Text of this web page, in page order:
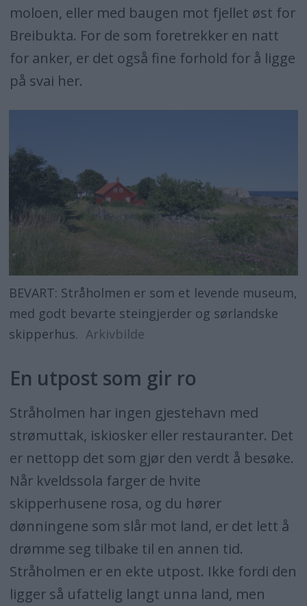
moloen, eller med baugen mot fjellet øst for
Breibukta. For de som foretrekker en natt
for anker, er det også fine forhold for å ligge
på svai her.
BEVART: Stråholmen er som et levende museum,
med godt bevarte steingjerder og sørlandske
skipperhus. Arkivbilde
En utpost som gir ro
Stråholmen har ingen gjestehavn med
strømuttak, iskiosker eller restauranter. Det
er nettopp det som gjør den verdt å besøke.
Når kveldssola farger de hvite
skipperhusene rosa, og du hører
dønningene som slår mot land, er det lett å
drømme seg tilbake til en annen tid.
Stråholmen er en ekte utpost. Ikke fordi den
ligger så ufattelig langt unna land, men